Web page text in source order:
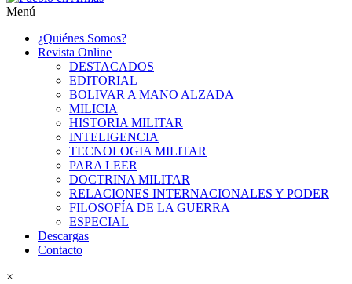
Armas
Menú
¿Quiénes Somos?
Revista Online
DESTACADOS
EDITORIAL
BOLIVAR A MANO ALZADA
MILICIA
HISTORIA MILITAR
INTELIGENCIA
TECNOLOGIA MILITAR
PARA LEER
DOCTRINA MILITAR
RELACIONES INTERNACIONALES Y PODER
FILOSOFÍA DE LA GUERRA
ESPECIAL
Descargas
Contacto
×